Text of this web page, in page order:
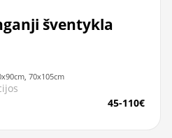
šventykla
70x105cm
45-110€